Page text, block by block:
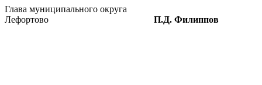
Глава муниципального округа
Лефортово П.Д. Филиппов